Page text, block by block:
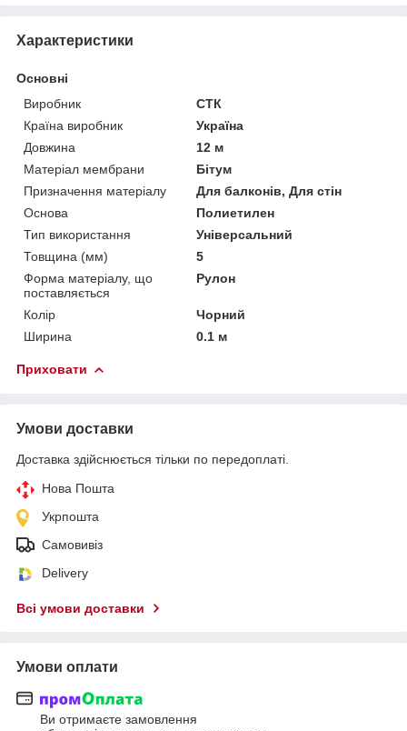
Характеристики
Основні
Виробник
СТК
Країна виробник
Україна
Довжина
12 м
Матеріал мембрани
Бітум
Призначення матеріалу
Для балконів, Для стін
Основа
Полиетилен
Тип використання
Універсальний
Товщина (мм)
5
Форма матеріалу, що
поставляється
Рулон
Колір
Чорний
Ширина
0.1 м
Приховати
Умови доставки
Доставка здійснюється тільки по передоплаті.
Нова Пошта
Укрпошта
Самовивіз
Delivery
Всі умови доставки
Умови оплати
Ви отримаєте замовлення